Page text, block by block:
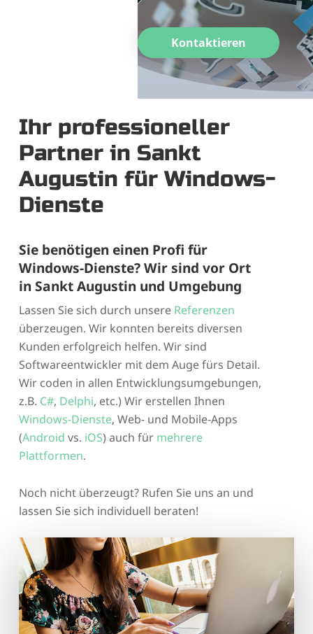
Kontaktieren
Ihr professioneller
Partner in Sankt
Augustin für Windows-
Dienste
Sie benötigen einen Profi für
Windows-Dienste? Wir sind vor Ort
in Sankt Augustin und Umgebung
Lassen Sie sich durch unsere Referenzen
überzeugen. Wir konnten bereits diversen
Kunden erfolgreich helfen. Wir sind
Softwareentwickler mit dem Auge fürs Detail.
Wir coden in allen Entwicklungsumgebungen,
z.B. C#, Delphi, etc.) Wir erstellen Ihnen
Windows-Dienste, Web- und Mobile-Apps
(Android vs. iOS) auch für mehrere
Plattformen.
Noch nicht überzeugt? Rufen Sie uns an und
lassen Sie sich individuell beraten!